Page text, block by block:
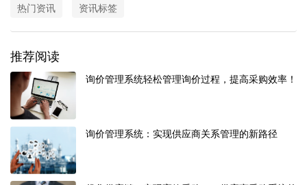
热门资讯 资讯标签
推荐阅读
询价管理系统轻松管理询价过程，提高采购效率！
询价管理系统：实现供应商关系管理的新路径